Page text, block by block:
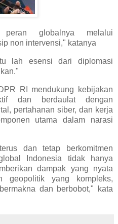
peran globalnya melalui
non intervensi," katanya
lah esensi dari diplomasi
RI mendukung kebijakan
dan berdaulat dengan
pertahanan siber, dan kerja
utama dalam narasi
dan tetap berkomitmen
Indonesia tidak hanya
dampak yang nyata
yang kompleks,
dan berbobot," kata